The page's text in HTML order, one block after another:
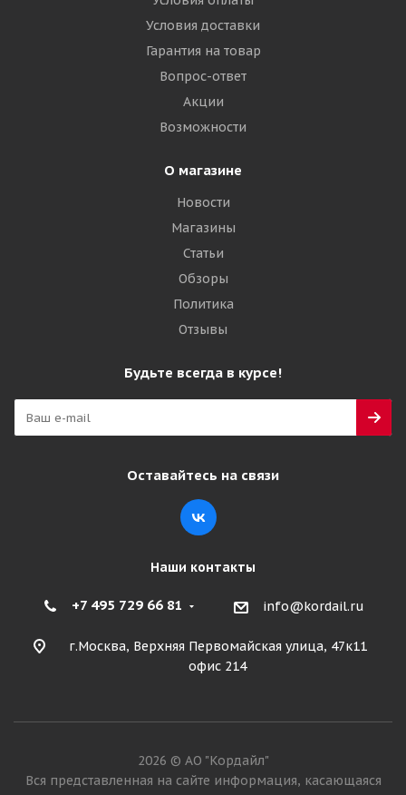
Условия доставки
Гарантия на товар
Вопрос-ответ
Акции
Возможности
О магазине
Новости
Магазины
Статьи
Обзоры
Политика
Отзывы
Будьте всегда в курсе!
Оставайтесь на связи
Наши контакты
+7 495 729 66 81 info@kordail.ru
г.Москва, Верхняя Первомайская улица, 47к11
офис 214
2026 © АО "Кордайл"
Вся представленная на сайте информация, касающаяся